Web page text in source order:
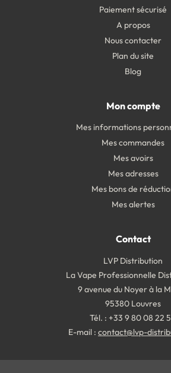
Paiement sécurisé
A propos
Nous contacter
Plan du site
Blog
Mon compte
Mes informations
Mes commandes
Mes avoirs
Mes adresses
Mes bons de
Mes alertes
Contact
LVP Distribution
La Vape Professionnelle
9 avenue du Noyer à la
95380 Louvres
Tél. : +33 9 80 08 22
E-mail : contact@lvp-